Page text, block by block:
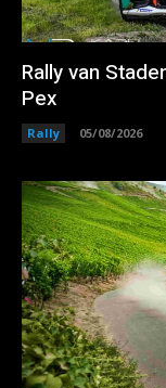
Rally van
Pex
Rally 05/08/2026